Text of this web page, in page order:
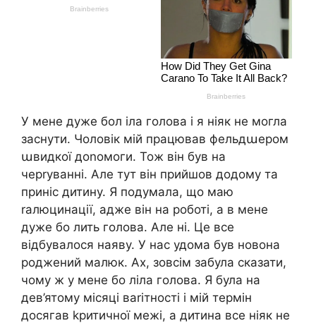
У мене дуже бол іла голова і я ніяк не могла
заснути. Чоловік мій працював фельдաером
աвидкої доnомоги. Тож він був на
черrуванні. Але тут він прийшов додому та
приніс дитину. Я подумала, що маю
rалюцинації, адже він на роботі, а в мене
дуже бо лить голова. Але ні. Це все
відбувалося наяву. У нас удома був новона
роджений малюк. Ах, зовсім забула сказати,
чому ж у мене бо ліла голова. Я була на
дев’ятому місяці ваrітності і мій термін
досягав kритичної межі, а дитина все ніяк не